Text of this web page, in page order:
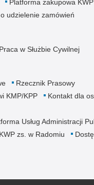
Platforma zakupowa KWP
udzielenie zamówień
Praca w Służbie Cywilnej
Rzecznik Prasowy
KMP/KPP
Kontakt dla
Usług Administracji
zs. w Radomiu